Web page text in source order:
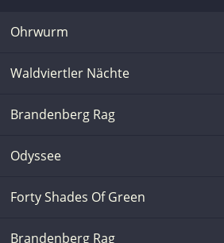
Ohrwurm
Waldviertler Nächte
Brandenberg Rag
Odyssee
Forty Shades Of Green
Brandenberg Rag